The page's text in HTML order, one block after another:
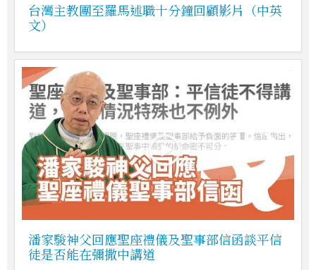
台灣主教團至羅馬述職十分鐘回顧影片（中英
文）
潘家駿神父回應聖座禮儀及聖事部信函談平信
徒是否能在彌撒中講道